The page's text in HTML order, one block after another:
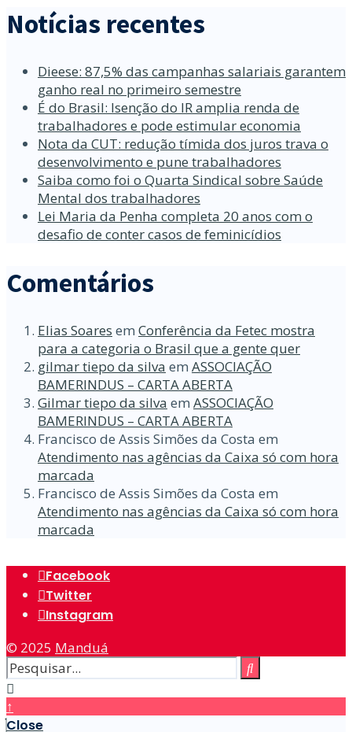
Notícias recentes
Dieese: 87,5% das campanhas salariais garantem
ganho real no primeiro semestre
É do Brasil: Isenção do IR amplia renda de
trabalhadores e pode estimular economia
Nota da CUT: redução tímida dos juros trava o
desenvolvimento e pune trabalhadores
Saiba como foi o Quarta Sindical sobre Saúde
Mental dos trabalhadores
Lei Maria da Penha completa 20 anos com o
desafio de conter casos de feminicídios
Comentários
Elias Soares em Conferência da Fetec mostra
para a categoria o Brasil que a gente quer
gilmar tiepo da silva em ASSOCIAÇÃO
BAMERINDUS – CARTA ABERTA
Gilmar tiepo da silva em ASSOCIAÇÃO
BAMERINDUS – CARTA ABERTA
Francisco de Assis Simões da Costa em
Atendimento nas agências da Caixa só com hora
marcada
Francisco de Assis Simões da Costa em
Atendimento nas agências da Caixa só com hora
marcada
Facebook
Twitter
Instagram
© 2025 Manduá
↑
Close